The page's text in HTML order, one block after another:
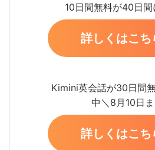
10日間無料が40日間
詳しくはこち
Kimini英会話が30日間
中＼8月10日
詳しくはこち